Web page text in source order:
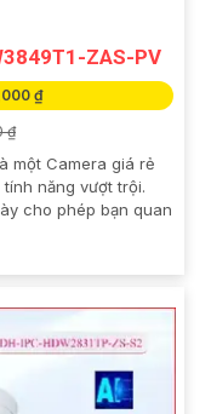
ZAS-PV
₫
₫
một Camera giá rẻ
năng vượt trội.
cho phép bạn quan